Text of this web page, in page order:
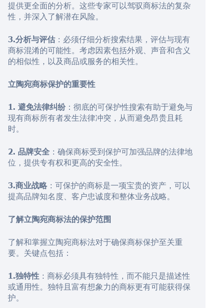
提供更全面的分析。这些专家可以驾驭商标法的复杂
性，并深入了解潜在风险。
3.分析与评估 ：必须仔细分析搜索结果，评估与现有
商标混淆的可能性。考虑因素包括外观、声音和含义
的相似性，以及商品或服务的相关性。
立陶宛商标保护的重要性
1. 避免法律纠纷：彻底的可保护性搜索有助于避免与
现有商标所有者发生法律冲突，从而避免昂贵且耗
时。
2. 品牌安全 ：确保商标受到保护可加强品牌的法律地
位，提供专有权和更高的安全性。
3.商业战略 ：可保护的商标是一项宝贵的资产，可以
提高品牌知名度、客户忠诚度和整体业务战略。
了解立陶宛商标法的保护范围
了解和掌握立陶宛商标法对于确保商标保护至关重
要。关键点包括：
1.独特性 ：商标必须具有独特性，而不能只是描述性
或通用性。独特且富有想象力的商标更有可能获得保
护。